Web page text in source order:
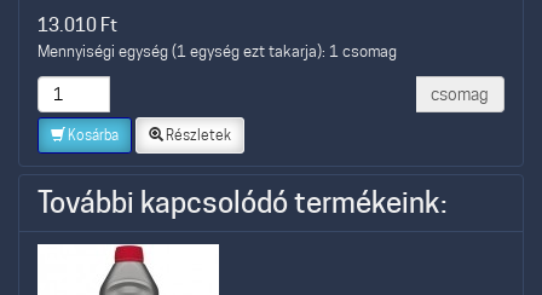
13.010 Ft
Mennyiségi egység (1 egység ezt takarja): 1 csomag
csomag
Kosárba Részletek
További kapcsolódó termékeink: